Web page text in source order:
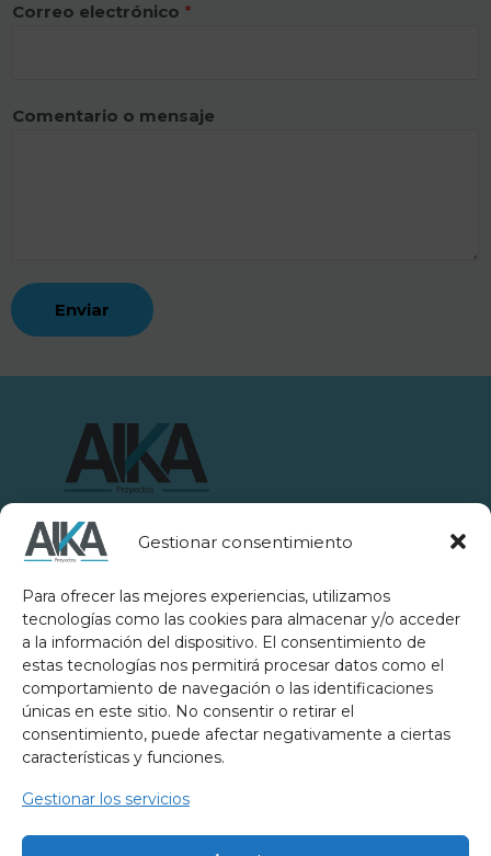
Gestionar consentimiento
Para ofrecer las mejores experiencias, utilizamos
tecnologías como las cookies para almacenar y/o acceder
a la información del dispositivo. El consentimiento de
estas tecnologías nos permitirá procesar datos como el
comportamiento de navegación o las identificaciones
únicas en este sitio. No consentir o retirar el
consentimiento, puede afectar negativamente a ciertas
características y funciones.
Gestionar los servicios
Correo electrónico *
Comentario o mensaje
Enviar
Somos una consultora técnica especializada en
materia de Autoprotección Corporativa. Su
actividad profesional es llevada a cabo por